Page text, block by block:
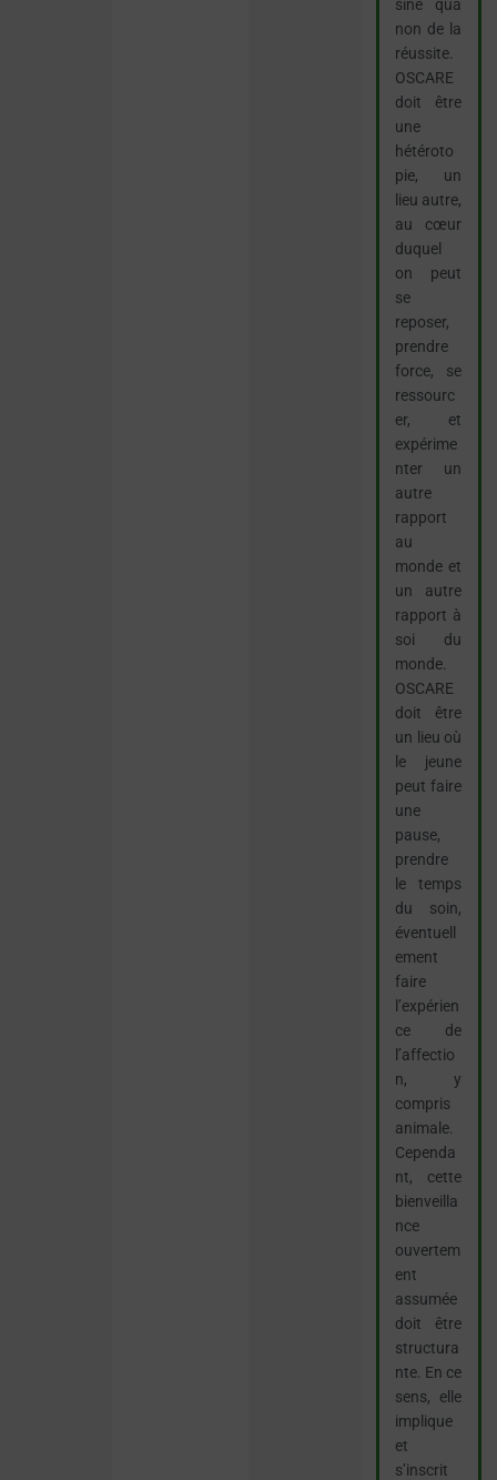
sine qua
non de la
réussite.
OSCARE
doit être
une
hétéroto
pie, un
lieu autre,
au cœur
duquel
on peut
se
reposer,
prendre
force, se
ressourc
er, et
expérime
nter un
autre
rapport
au
monde et
un autre
rapport à
soi du
monde.
OSCARE
doit être
un lieu où
le jeune
peut faire
une
pause,
prendre
le temps
du soin,
éventuell
ement
faire
l’expérien
ce de
l’affectio
n, y
compris
animale.
Cependa
nt, cette
bienveilla
nce
ouvertem
ent
assumée
doit être
structura
nte. En ce
sens, elle
implique
et
s’inscrit